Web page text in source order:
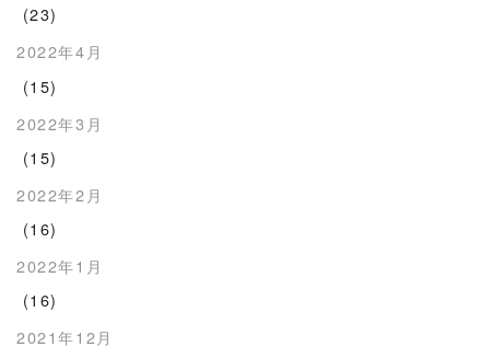
(23)
2022年4月
(15)
2022年3月
(15)
2022年2月
(16)
2022年1月
(16)
2021年12月